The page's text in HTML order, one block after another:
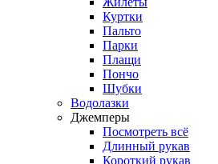
Куртки
Пальто
Парки
Плащи
Пончо
Шубки
Водолазки
Джемперы
Посмотреть всё
Длинный рукав
Короткий рукав